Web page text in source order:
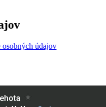
osobných údajov